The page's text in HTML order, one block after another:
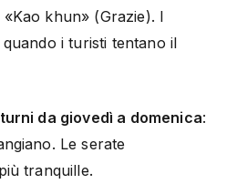
khun» (Grazie). I
i turisti tentano il
da giovedì a domenica:
Le serate
tranquille.